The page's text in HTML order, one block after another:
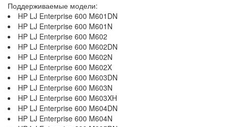
Поддерживаемые модели:
HP LJ Enterprise 600 M601DN
HP LJ Enterprise 600 M601N
HP LJ Enterprise 600 M602
HP LJ Enterprise 600 M602DN
HP LJ Enterprise 600 M602N
HP LJ Enterprise 600 M602X
HP LJ Enterprise 600 M603DN
HP LJ Enterprise 600 M603N
HP LJ Enterprise 600 M603XH
HP LJ Enterprise 600 M604DN
HP LJ Enterprise 600 M604N